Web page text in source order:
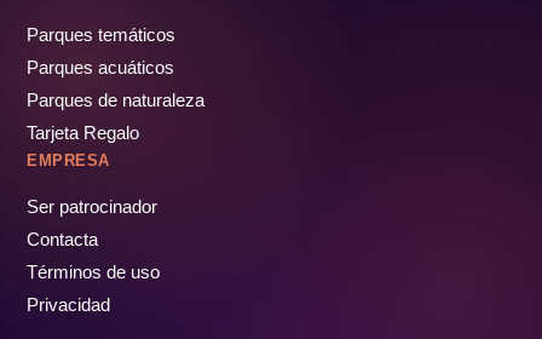
Parques temáticos
Parques acuáticos
Parques de naturaleza
Tarjeta Regalo
EMPRESA
Ser patrocinador
Contacta
Términos de uso
Privacidad